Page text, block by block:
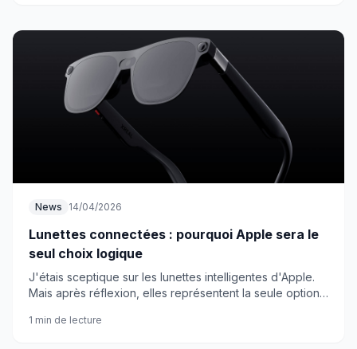
News 14/04/2026
Lunettes connectées : pourquoi Apple sera le
seul choix logique
J'étais sceptique sur les lunettes intelligentes d'Apple.
Mais après réflexion, elles représentent la seule option
1 min de lecture